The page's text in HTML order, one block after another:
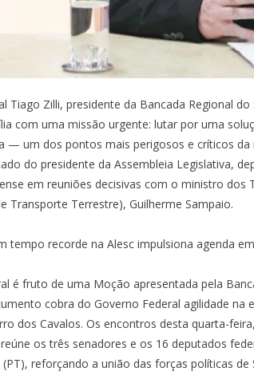
Tiago Zilli, presidente da Bancada Regional
com uma missão urgente: lutar por uma
— um dos pontos mais perigosos e críticos da
do presidente da Assembleia Legislativa,
em reuniões decisivas com o ministro
Transporte Terrestre), Guilherme Sampaio.
tempo recorde na Alesc impulsiona agenda
é fruto de uma Moção apresentada pela
cobra do Governo Federal agilidade
dos Cavalos. Os encontros desta quarta-
os três senadores e os 16 deputados
reforçando a união das forças políticas